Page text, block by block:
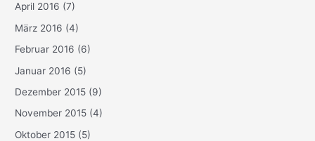
April 2016 (7)
März 2016 (4)
Februar 2016 (6)
Januar 2016 (5)
Dezember 2015 (9)
November 2015 (4)
Oktober 2015 (5)